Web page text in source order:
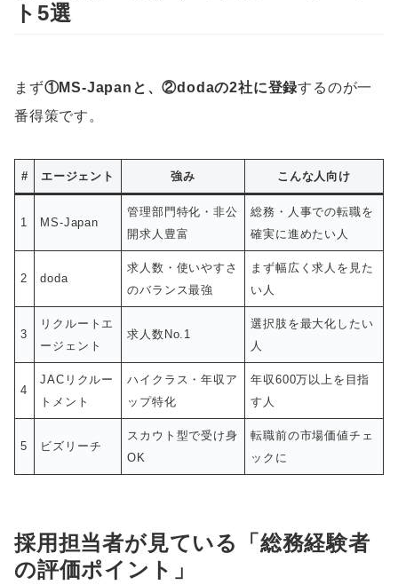
ト5選
まず①MS-Japanと、②dodaの2社に登録するのが一
番得策です。
# エージェント 強み こんな人向け
1 MS-Japan
管理部門特化・非公
開求人豊富
総務・人事での転職を
確実に進めたい人
2 doda
求人数・使いやすさ
のバランス最強
まず幅広く求人を見た
い人
3
リクルートエ
ージェント
求人数No.1
選択肢を最大化したい
人
4
JACリクルー
トメント
ハイクラス・年収ア
ップ特化
年収600万以上を目指
す人
5 ビズリーチ
スカウト型で受け身
OK
転職前の市場価値チェ
ックに
採用担当者が見ている「総務経験者
の評価ポイント」